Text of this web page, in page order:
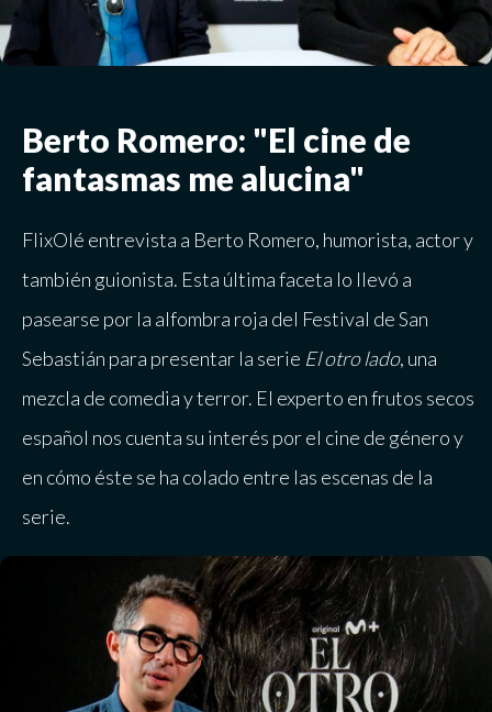
Berto Romero: "El cine de
fantasmas me alucina"
FlixOlé entrevista a Berto Romero, humorista, actor y
también guionista. Esta última faceta lo llevó a
pasearse por la alfombra roja del Festival de San
Sebastián para presentar la serie El otro lado, una
mezcla de comedia y terror. El experto en frutos secos
español nos cuenta su interés por el cine de género y
en cómo éste se ha colado entre las escenas de la
serie.